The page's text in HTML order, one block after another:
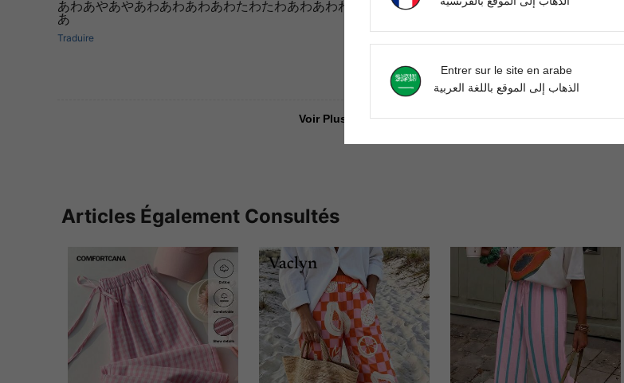
あわあやあやあわあわあわあわたわたわあわあわわたやたわた、かわあわあわあわあわあわあわあわ
あ
Traduire
Utile (0)
Voir Plus D'avis
Articles Également Consultés
Entrer sur le site en arabe
الذهاب إلى الموقع باللغة العربية